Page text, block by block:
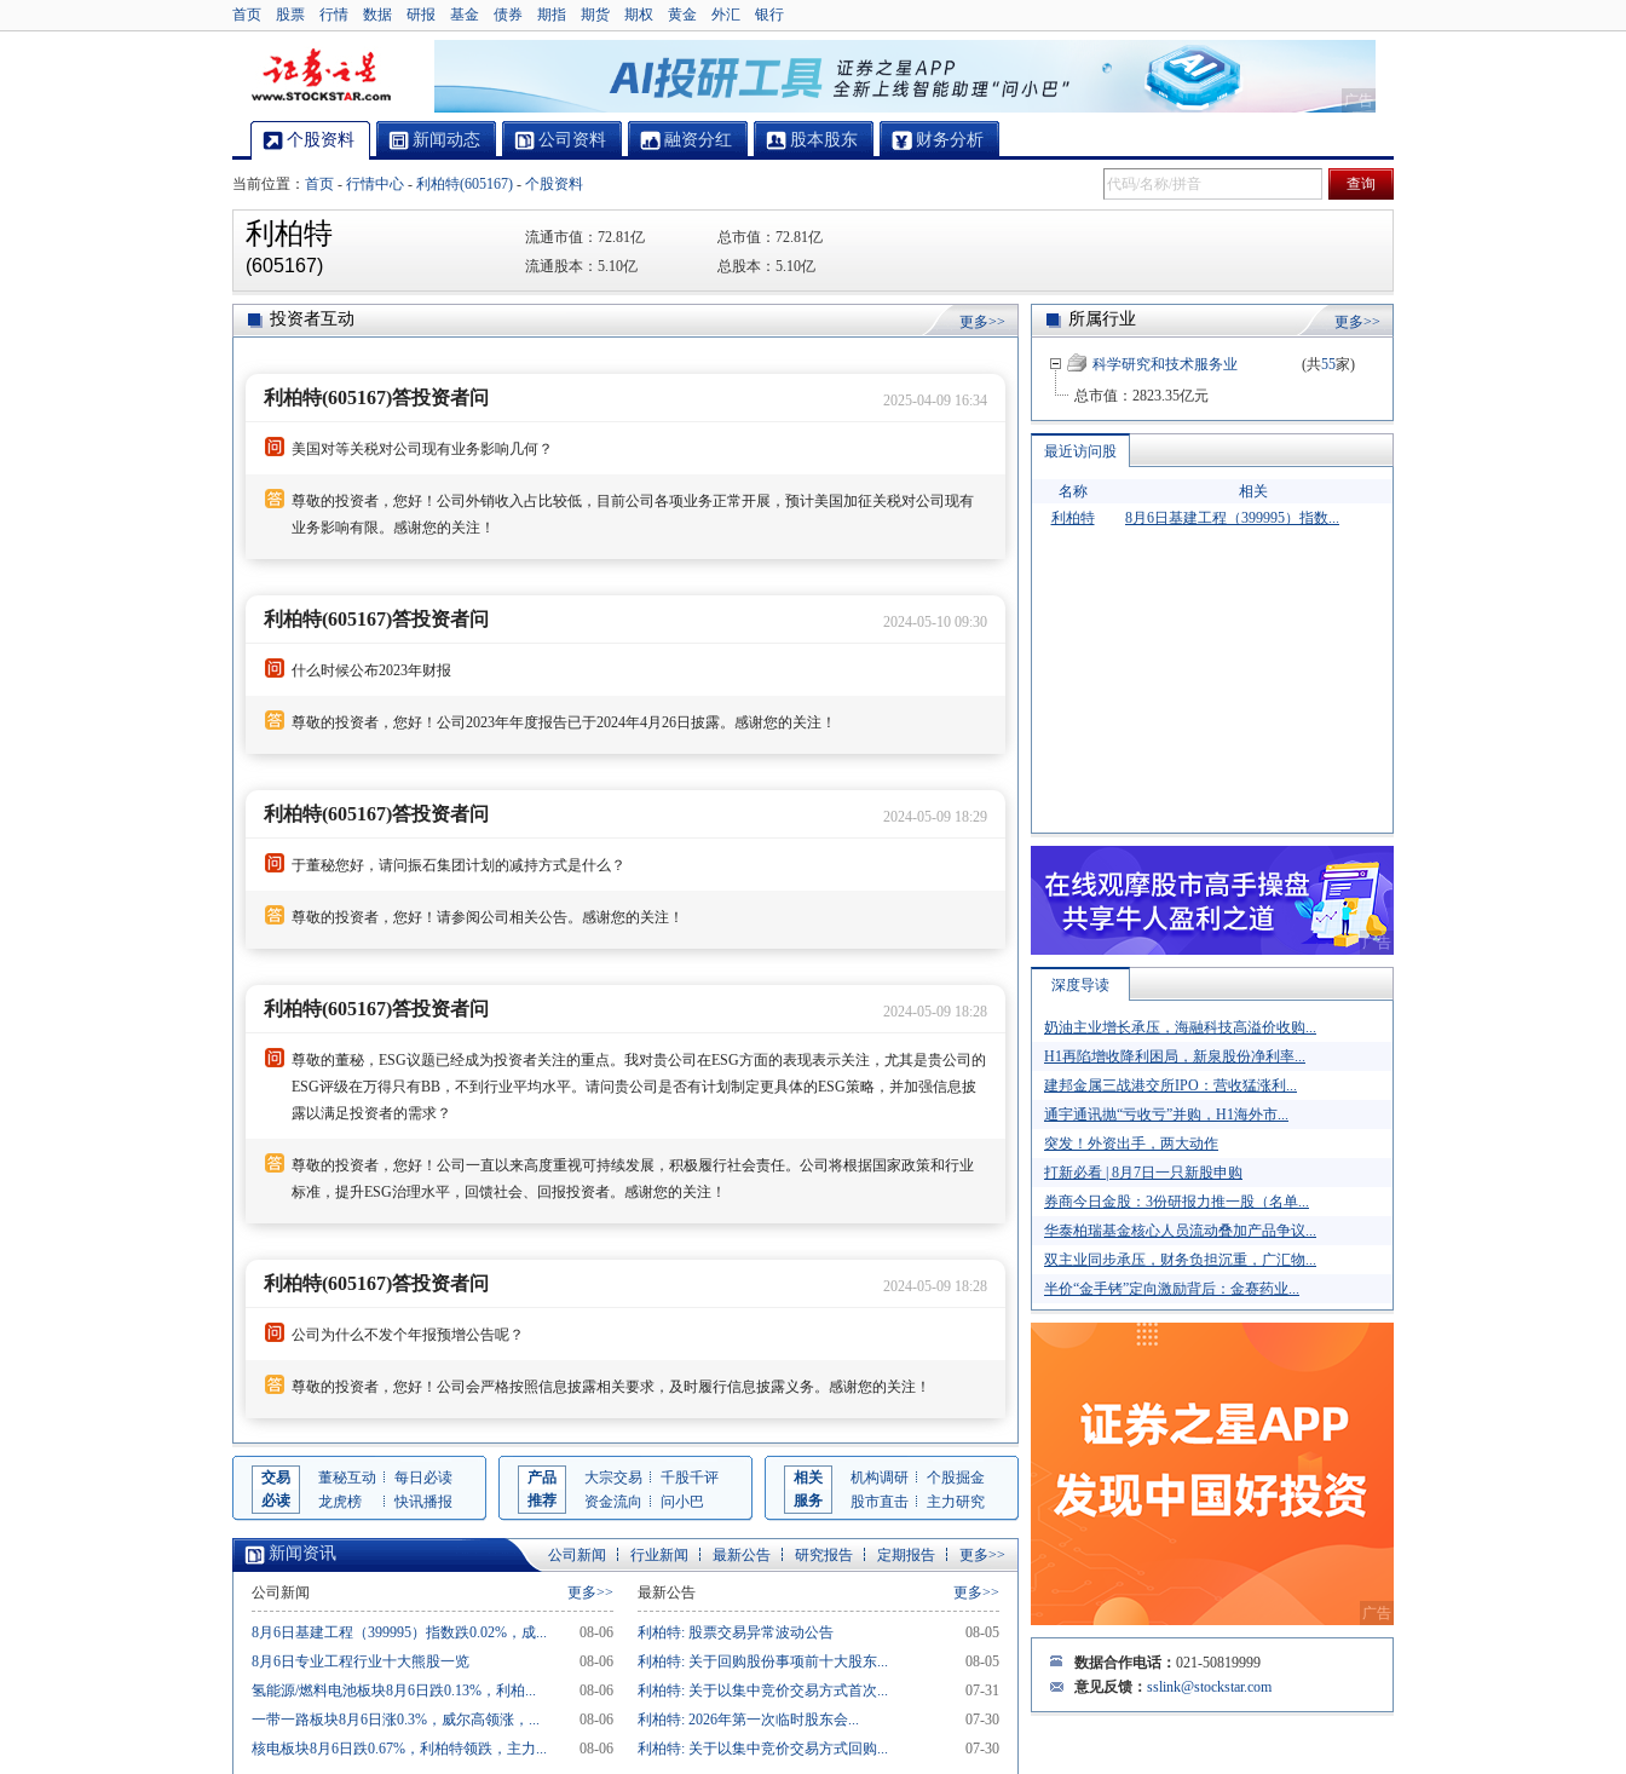
首页 股票 行情 数据 研报 基金 债券 期指 期货 期权 黄金 外汇 银行
个股资料 新闻动态 公司资料 融资分红 股本股东 财务分析
当前位置： 首页 - 行情中心 - 利柏特(605167) - 个股资料
利柏特
(605167)
流通市值： 72.81亿 总市值： 72.81亿
流通股本： 5.10亿 总股本： 5.10亿
投资者互动 更多>>
利柏特(605167)答投资者问 2025-04-09 16:34
美国对等关税对公司现有业务影响几何？
尊敬的投资者，您好！公司外销收入占比较低，目前公司各项业务正常开展，预计美国加征关税对公司现有
业务影响有限。感谢您的关注！
利柏特(605167)答投资者问 2024-05-10 09:30
什么时候公布2023年财报
尊敬的投资者，您好！公司2023年年度报告已于2024年4月26日披露。感谢您的关注！
利柏特(605167)答投资者问 2024-05-09 18:29
于董秘您好，请问振石集团计划的减持方式是什么？
尊敬的投资者，您好！请参阅公司相关公告。感谢您的关注！
利柏特(605167)答投资者问 2024-05-09 18:28
尊敬的董秘，ESG议题已经成为投资者关注的重点。我对贵公司在ESG方面的表现表示关注，尤其是贵公司的
ESG评级在万得只有BB，不到行业平均水平。请问贵公司是否有计划制定更具体的ESG策略，并加强信息披
露以满足投资者的需求？
尊敬的投资者，您好！公司一直以来高度重视可持续发展，积极履行社会责任。公司将根据国家政策和行业
标准，提升ESG治理水平，回馈社会、回报投资者。感谢您的关注！
利柏特(605167)答投资者问 2024-05-09 18:28
公司为什么不发个年报预增公告呢？
尊敬的投资者，您好！公司会严格按照信息披露相关要求，及时履行信息披露义务。感谢您的关注！
交易
必读
董秘互动
每日必读
龙虎榜
快讯播报
产品
推荐
大宗交易
千股千评
资金流向
问小巴
相关
服务
机构调研
个股掘金
股市直击
主力研究
新闻资讯 公司新闻 行业新闻 最新公告 研究报告 定期报告 更多>>
更多>>
公司新闻
08-06
8月6日基建工程（399995）指数跌0.02%，成...
08-06
8月6日专业工程行业十大熊股一览
08-06
氢能源/燃料电池板块8月6日跌0.13%，利柏...
08-06
一带一路板块8月6日涨0.3%，威尔高领涨，...
08-06
核电板块8月6日跌0.67%，利柏特领跌，主力...
更多>>
最新公告
08-05
利柏特: 股票交易异常波动公告
08-05
利柏特: 关于回购股份事项前十大股东...
07-31
利柏特: 关于以集中竞价交易方式首次...
07-30
利柏特: 2026年第一次临时股东会...
07-30
利柏特: 关于以集中竞价交易方式回购...
所属行业 更多>>
科学研究和技术服务业 (共55家)
总市值： 2823.35亿元
最近访问股
名称
相关
利柏特
8月6日基建工程（399995）指数...
深度导读
奶油主业增长承压，海融科技高溢价收购...
H1再陷增收降利困局，新泉股份净利率...
建邦金属三战港交所IPO：营收猛涨利...
通宇通讯抛“亏收亏”并购，H1海外市...
突发！外资出手，两大动作
打新必看 | 8月7日一只新股申购
券商今日金股：3份研报力推一股（名单...
华泰柏瑞基金核心人员流动叠加产品争议...
双主业同步承压，财务负担沉重，广汇物...
半价“金手铐”定向激励背后：金赛药业...
数据合作电话： 021-50819999
意见反馈： sslink@stockstar.com